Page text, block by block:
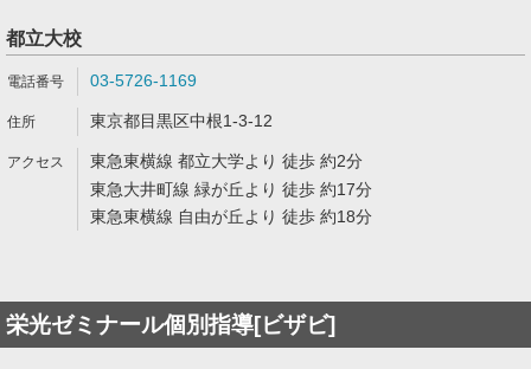
都立大校
03-5726-1169
東京都目黒区中根1-3-12
東急東横線 都立大学より 徒歩 約2分
東急大井町線 緑が丘より 徒歩 約17分
東急東横線 自由が丘より 徒歩 約18分
栄光ゼミナール個別指導[ビザビ]